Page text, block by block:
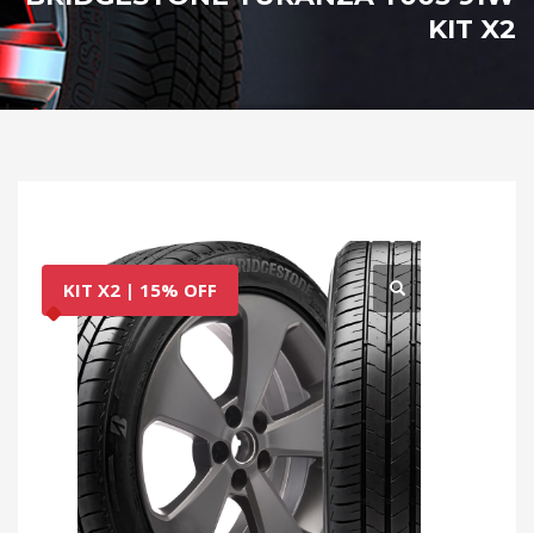
KIT X2
KIT X2 | 15% OFF